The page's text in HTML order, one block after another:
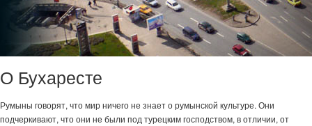
О Бухаресте
Румыны говорят, что мир ничего не знает о румынской культуре. Они
подчеркивают, что они не были под турецким господством, в отличии, от